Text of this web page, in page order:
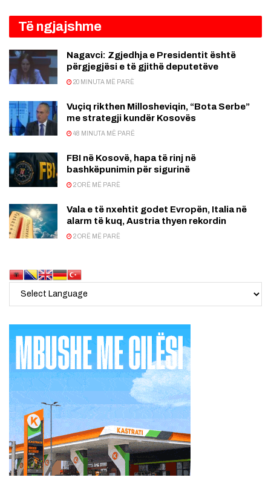
Të ngjajshme
Nagavci: Zgjedhja e Presidentit është
përgjegjësi e të gjithë deputetëve
20 MINUTA MË PARË
Vuçiq rikthen Millosheviqin, “Bota Serbe”
me strategji kundër Kosovës
48 MINUTA MË PARË
FBI në Kosovë, hapa të rinj në
bashkëpunimin për sigurinë
2 ORË MË PARË
Vala e të nxehtit godet Evropën, Italia në
alarm të kuq, Austria thyen rekordin
2 ORË MË PARË